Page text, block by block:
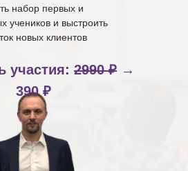
набор первых и
учеников и выстроить
новых клиентов
участия: 2990 ₽ →
390 ₽